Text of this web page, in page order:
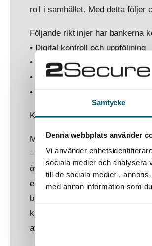
Samtycke
Denna webbplats använder
Vi använder
sociala medier och analysera
till de sociala medier-,
med annan information som
roll i samhället. Med detta följer
Följande riktlinjer har bankerna
• Digital kontroll och uppföljning
• Obligatorisk föranmälan
• Skötsel av skatter och avgifter
• Fysiska
Konsekvenser av att avtal inte
Mattias Nygren från 2Secure
– Konsekvenserna av ett fullt
överföras från de kriminella
ekonomiska slaget mot
bankinitiativet innebär för de
kronor, då kommer
att tillse att kraven på din